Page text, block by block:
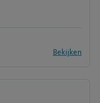
Bekijken